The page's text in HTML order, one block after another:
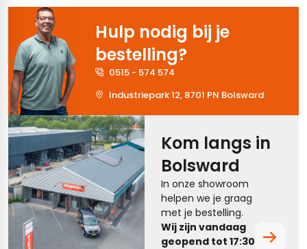
Kom langs in
Bolsward
In onze showroom
helpen we je graag
met je bestelling.
Wij zijn vandaag
geopend tot 17:30.
Hulp nodig bij je
bestelling?
0515 - 574 574
Industriepark 12, 8701 PN Bolsward